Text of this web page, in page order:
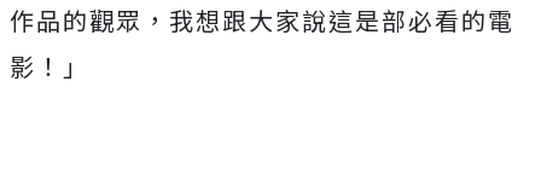
作品的觀眾， 我想跟大家說這是部必看的電
影！」